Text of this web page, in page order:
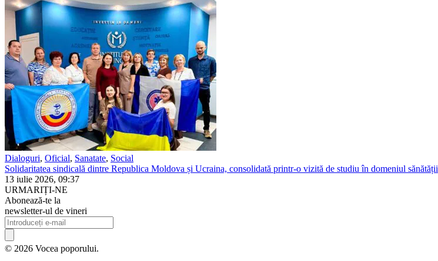
Dialoguri, Oficial, Sanatate, Social
Solidaritatea sindicală dintre Republica Moldova și Ucraina, consolidată printr-o vizită de studiu în domeniul sănătății
13 iulie 2026, 09:37
URMARIȚI-NE
Abonează-te la
newsletter-ul de vineri
© 2026 Vocea poporului.